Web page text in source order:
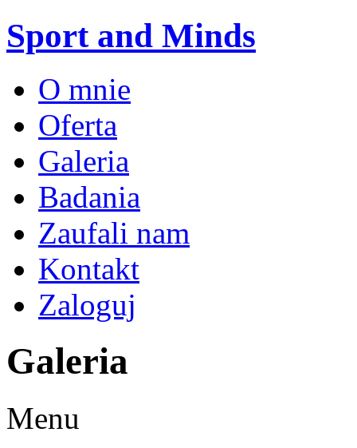
Sport and Minds
O mnie
Oferta
Galeria
Badania
Zaufali nam
Kontakt
Zaloguj
Galeria
Menu